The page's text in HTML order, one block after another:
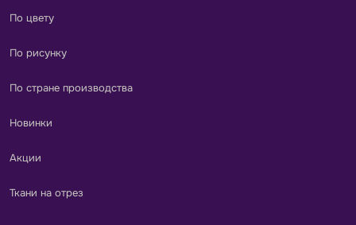
По цвету
По рисунку
По стране производства
Новинки
Акции
Ткани на отрез